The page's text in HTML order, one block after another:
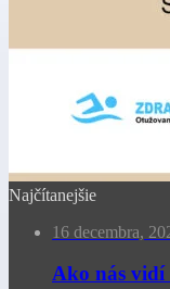
Najčítanejšie
16 decembra,
Ako nás vidí